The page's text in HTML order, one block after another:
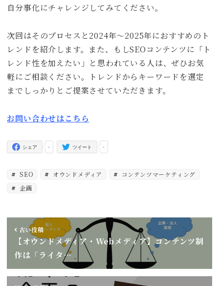
自分事化にチャレンジしてみてください。
次回はそのプロセスと2024年～2025年におすすめのト
レンドを紹介します。また、もしSEOコンテンツに「ト
レンド性を加えたい」と思われている人は、ぜひお気
軽にご相談ください。トレンドからキーワードを選定
までしっかりとご提案させていただきます。
お問い合わせはこちら
-
シェア -
ツイート
SEO オウンドメディア
コンテンツマーケティング
企画
古い投稿
【オウンドメディア・Webメディア】コンテンツ制
作は「ライタ…